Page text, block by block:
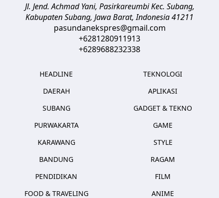
Jl. Jend. Achmad Yani, Pasirkareumbi Kec. Subang,
Kabupaten Subang, Jawa Barat,Indonesia41211
pasundanekspres@gmail.com
+6281280911913
+6289688232338
HEADLINE
DAERAH
SUBANG
PURWAKARTA
KARAWANG
BANDUNG
PENDIDIKAN
FOOD & TRAVELING
TEKNOLOGI
APLIKASI
GADGET & TEKNO
GAME
STYLE
RAGAM
FILM
ANIME